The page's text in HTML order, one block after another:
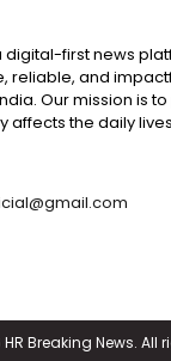
digital-first news
reliable, and
Our mission is
affects the daily
Breaking News. All